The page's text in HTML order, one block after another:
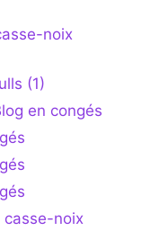
noix
(1)
en congés
casse-noix